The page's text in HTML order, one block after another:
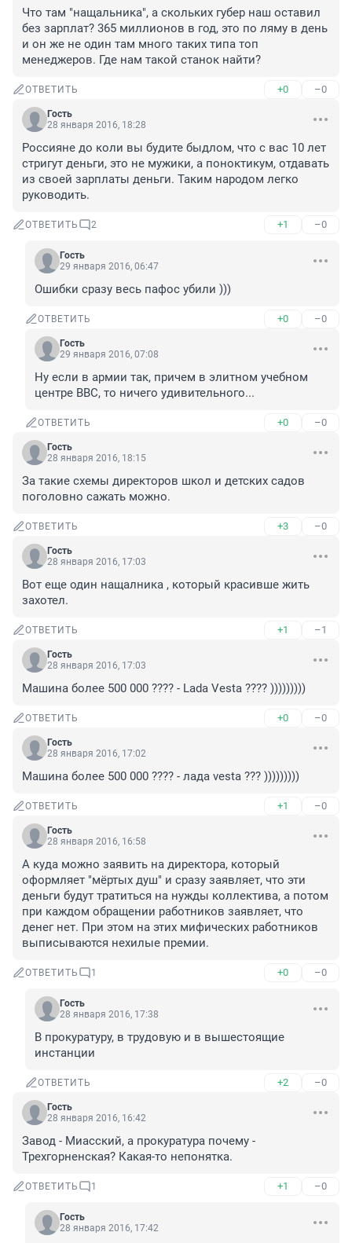
Что там "нащальника", а скольких губер наш оставил
без зарплат? 365 миллионов в год, это по ляму в день
и он же не один там много таких типа топ
менеджеров. Где нам такой станок найти?
ОТВЕТИТЬ +0 –0
Гость
28 января 2016, 18:28
Россияне до коли вы будите быдлом, что с вас 10 лет
стригут деньги, это не мужики, а поноктикум, отдавать
из своей зарплаты деньги. Таким народом легко
руководить.
ОТВЕТИТЬ 2 +1 –0
Гость
29 января 2016, 06:47
Ошибки сразу весь пафос убили )))
ОТВЕТИТЬ +0 –0
Гость
29 января 2016, 07:08
Ну если в армии так, причем в элитном учебном
центре ВВС, то ничего удивительного...
ОТВЕТИТЬ +0 –0
Гость
28 января 2016, 18:15
За такие схемы директоров школ и детских садов
поголовно сажать можно.
ОТВЕТИТЬ +3 –0
Гость
28 января 2016, 17:03
Вот еще один нащалника , который красивше жить
захотел.
ОТВЕТИТЬ +1 –1
Гость
28 января 2016, 17:03
Машина более 500 000 ???? - Lada Vesta ???? )))))))))
ОТВЕТИТЬ +0 –0
Гость
28 января 2016, 17:02
Машина более 500 000 ???? - лада vesta ??? )))))))))
ОТВЕТИТЬ +1 –0
Гость
28 января 2016, 16:58
А куда можно заявить на директора, который
оформляет "мёртых душ" и сразу заявляет, что эти
деньги будут тратиться на нужды коллектива, а потом
при каждом обращении работников заявляет, что
денег нет. При этом на этих мифических работников
выписываются нехилые премии.
ОТВЕТИТЬ 1 +0 –0
Гость
28 января 2016, 17:38
В прокуратуру, в трудовую и в вышестоящие
инстанции
ОТВЕТИТЬ +2 –0
Гость
28 января 2016, 16:42
Завод - Миасский, а прокуратура почему -
Трехгорненская? Какая-то непонятка.
ОТВЕТИТЬ 1 +1 –0
Гость
28 января 2016, 17:42